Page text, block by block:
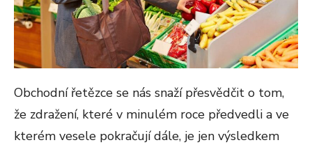
Obchodní řetězce se nás snaží přesvědčit o tom,
že zdražení, které v minulém roce předvedli a ve
kterém vesele pokračují dále, je jen výsledkem